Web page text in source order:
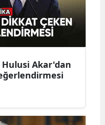
Hulusi Akar'dan